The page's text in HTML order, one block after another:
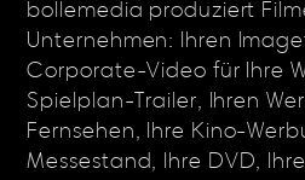
bollemedia produziert
Unternehmen: Ihren
Corporate-Video für Ihre
Spielplan-Trailer, Ihren
Fernsehen, Ihre Kino-
Messestand, Ihre DVD,